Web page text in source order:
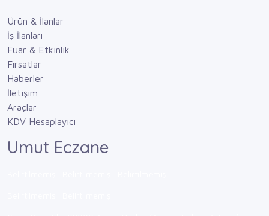
Ürün & İlanlar
İş İlanları
Fuar & Etkinlik
Fırsatlar
Haberler
İletişim
Araçlar
KDV Hesaplayıcı
Umut Eczane